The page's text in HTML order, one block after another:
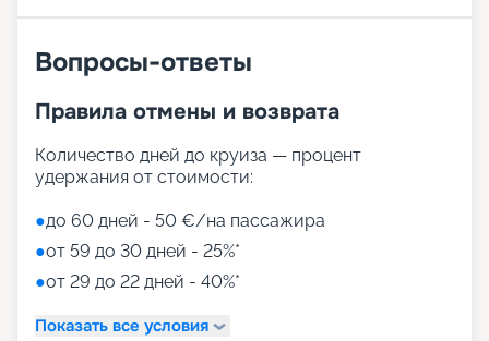
Испании и Франции. На нашем сайте можно
нужные сведения – расписание круизов, схемы
палуб, цены путевок, описание кают, фото
интерьеров. Вас ждет лучший отдых в мире! Для
того чтобы выбрать лучшие места,
воспользуйтесь услугой раннего бронирования.
Вопросы-ответы
Правила отмены и возврата
Количество дней до круиза — процент
удержания от стоимости:
●до 60 дней - 50 €/на пассажира
●от 59 до 30 дней - 25%*
●от 29 до 22 дней - 40%*
Показать все условия